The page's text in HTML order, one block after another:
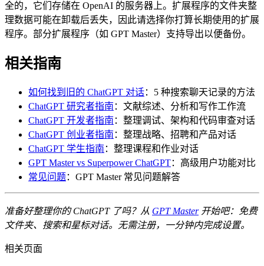
全的，它们存储在 OpenAI 的服务器上。扩展程序的文件夹整
理数据可能在卸载后丢失，因此请选择你打算长期使用的扩展
程序。部分扩展程序（如 GPT Master）支持导出以便备份。
相关指南
如何找到旧的 ChatGPT 对话：5 种搜索聊天记录的方法
ChatGPT 研究者指南 ：文献综述、分析和写作工作流
ChatGPT 开发者指南 ：整理调试、架构和代码审查对话
ChatGPT 创业者指南 ：整理战略、招聘和产品对话
ChatGPT 学生指南 ：整理课程和作业对话
GPT Master vs Superpower ChatGPT：高级用户功能对比
常见问题 ：GPT Master 常见问题解答
准备好整理你的 ChatGPT 了吗？从 GPT Master开始吧：免费
文件夹、搜索和星标对话。无需注册，一分钟内完成设置。
相关页面